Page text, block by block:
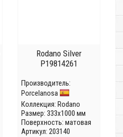
Rodano Silver
P19814261
Производитель:
Porcelanosa
Коллекция: Rodano
Размер: 333x1000 мм
Поверхность: матовая
Артикул: 203140